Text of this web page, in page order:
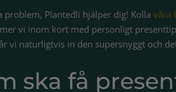
problem, Plantedli hjälper dig! Kollavåra
vi inom kort med personligt
vi naturligtvis in den supersnyggt och
ska få